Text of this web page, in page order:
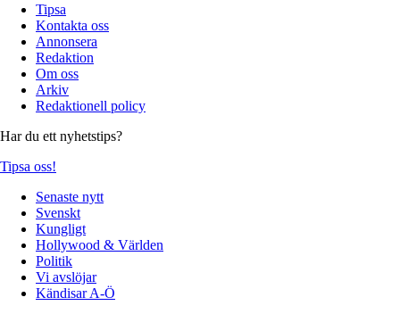
Tipsa
Kontakta oss
Annonsera
Redaktion
Om oss
Arkiv
Redaktionell policy
Har du ett nyhetstips?
Tipsa oss!
Senaste nytt
Svenskt
Kungligt
Hollywood & Världen
Politik
Vi avslöjar
Kändisar A-Ö